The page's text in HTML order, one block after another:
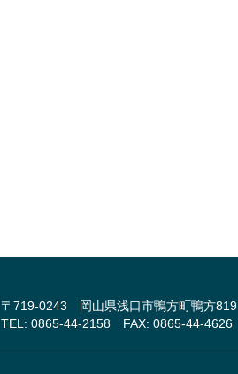
〒719-0243 岡山県浅口市鴨方町鴨方819
TEL: 0865-44-2158 FAX: 0865-44-4626